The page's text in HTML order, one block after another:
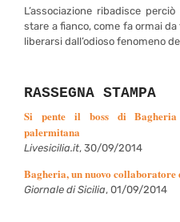
L’associazione ribadisce
stare a fianco, come fa ormai
liberarsi dall’odioso fenomeno
RASSEGNA STAMPA
Si pente il boss di Bagheria
palermitana
Livesicilia.it, 30/09/2014
Bagheria, un nuovo collaboratore
Giornale di Sicilia, 01/09/2014